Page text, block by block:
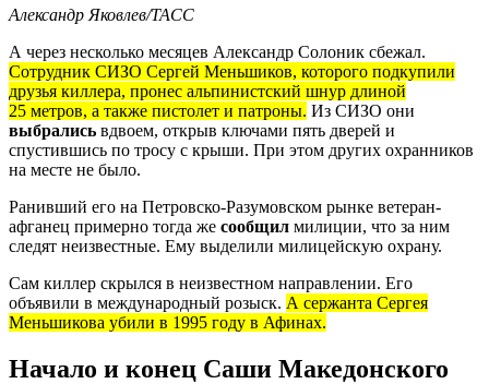
Александр Яковлев/ТАСС
А через несколько месяцев Александр Солоник сбежал.
Сотрудник СИЗО Сергей Меньшиков, которого подкупили
друзья киллера, пронес альпинистский шнур длиной
25 метров, а также пистолет и патроны. Из СИЗО они
выбрались вдвоем, открыв ключами пять дверей и
спустившись по тросу с крыши. При этом других охранников
на месте не было.
Ранивший его на Петровско-Разумовском рынке ветеран-
афганец примерно тогда же сообщил милиции, что за ним
следят неизвестные. Ему выделили милицейскую охрану.
Сам киллер скрылся в неизвестном направлении. Его
объявили в международный розыск. А сержанта Сергея
Меньшикова убили в 1995 году в Афинах.
Начало и конец Саши Македонского